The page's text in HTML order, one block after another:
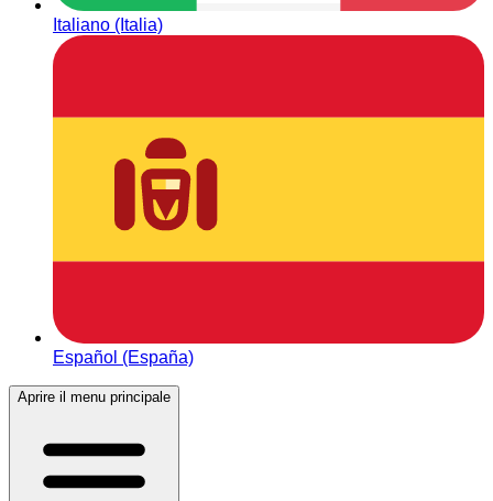
Italiano (Italia)
Español (España)
Aprire il menu principale